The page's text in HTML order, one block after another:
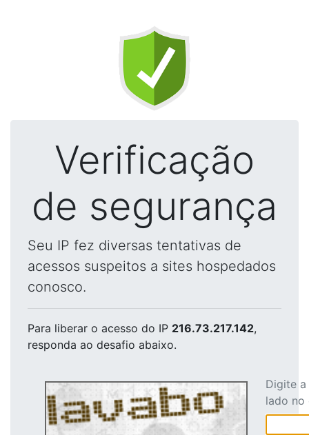
Verificação
de segurança
Seu IP fez diversas tentativas de
acessos suspeitos a sites hospedados
conosco.
Para liberar o acesso do IP 216.73.217.142,
responda ao desafio abaixo.
Digite
lado no